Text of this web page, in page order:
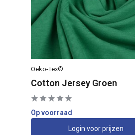
Oeko-Tex®
Cotton Jersey Groen
Op voorraad
Login voor prijzen